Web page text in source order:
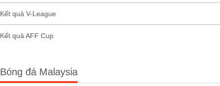
Kết quả V-League
Kết quả AFF Cup
Bóng đá Malaysia